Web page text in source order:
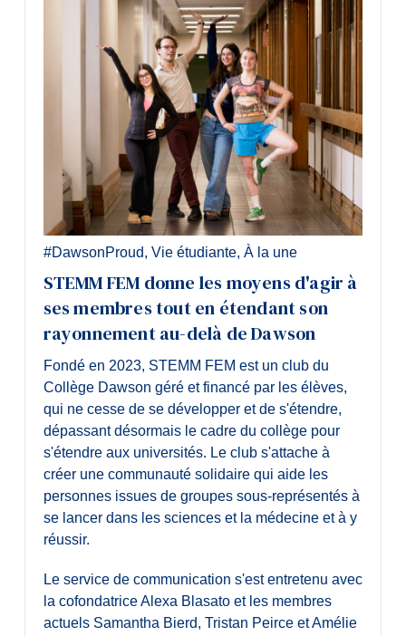
#DawsonProud, Vie étudiante, À la une
STEMM FEM donne les moyens d'agir à
ses membres tout en étendant son
rayonnement au-delà de Dawson
Fondé en 2023, STEMM FEM est un club du
Collège Dawson géré et financé par les élèves,
qui ne cesse de se développer et de s'étendre,
dépassant désormais le cadre du collège pour
s'étendre aux universités. Le club s'attache à
créer une communauté solidaire qui aide les
personnes issues de groupes sous-représentés à
se lancer dans les sciences et la médecine et à y
réussir.
Le service de communication s'est entretenu avec
la cofondatrice Alexa Blasato et les membres
actuels Samantha Bierd, Tristan Peirce et Amélie